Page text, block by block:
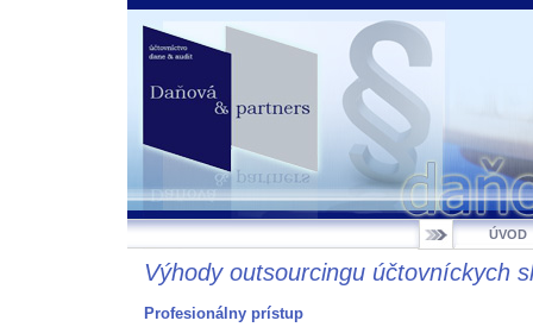
ÚVOD
Výhody outsourcingu účtovníckych
Profesionálny prístup